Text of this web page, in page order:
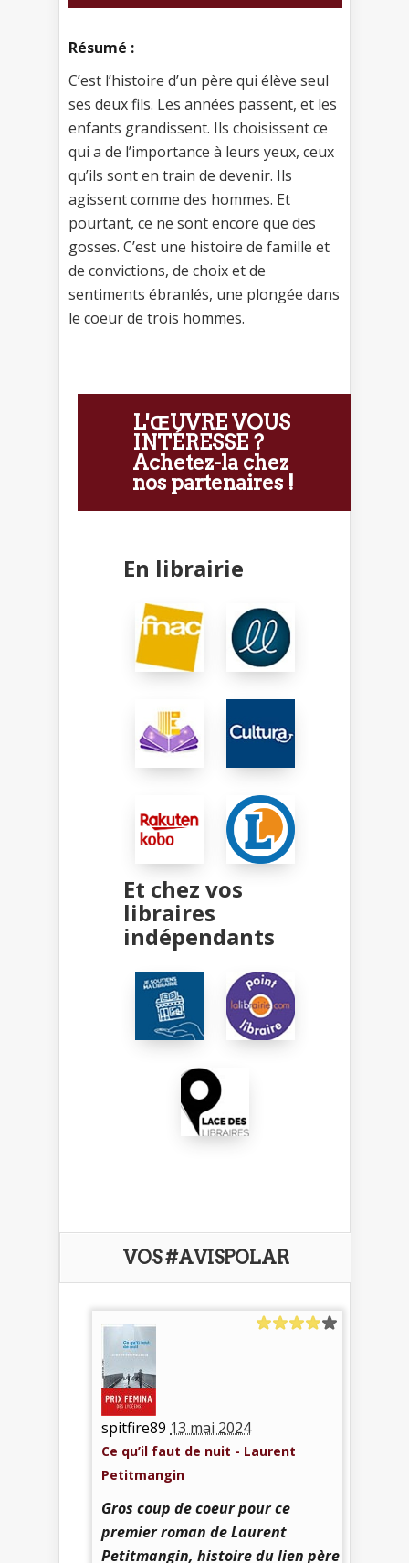
Résumé :
C’est l’histoire d’un père qui élève seul
ses deux fils. Les années passent, et les
enfants grandissent. Ils choisissent ce
qui a de l’importance à leurs yeux, ceux
qu’ils sont en train de devenir. Ils
agissent comme des hommes. Et
pourtant, ce ne sont encore que des
gosses. C’est une histoire de famille et
de convictions, de choix et de
sentiments ébranlés, une plongée dans
le coeur de trois hommes.
L'ŒUVRE VOUS
INTÉRESSE ?
Achetez-la chez
nos partenaires !
En librairie
Et chez vos
libraires
indépendants
VOS #AVISPOLAR
spitfire89 13 mai 2024
Ce qu’il faut de nuit - Laurent
Petitmangin
Gros coup de coeur pour ce
premier roman de Laurent
Petitmangin, histoire du lien père